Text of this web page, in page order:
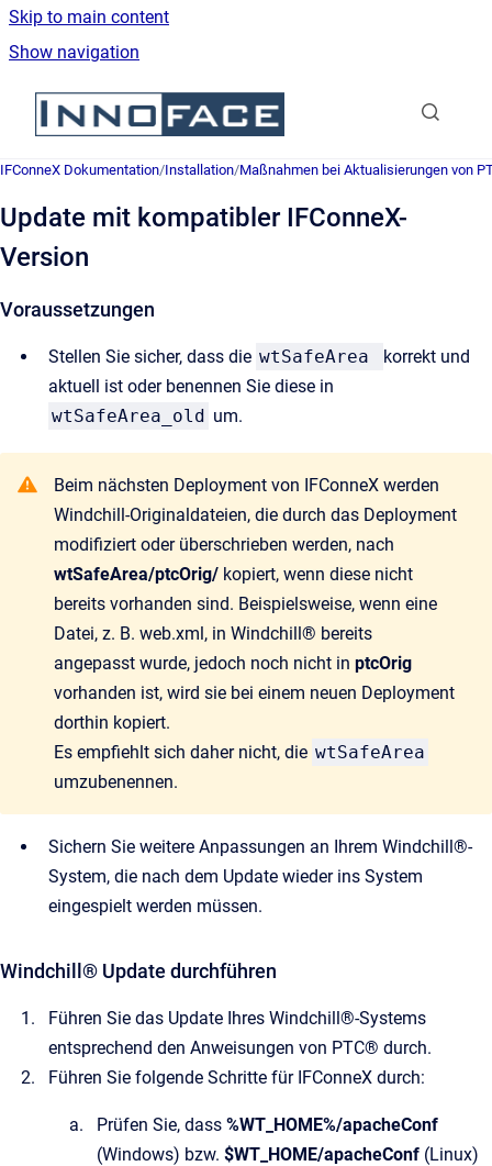
Skip to main content
Show navigation
Go to homepage
IFConneX Dokumentation/Installation/Maßnahmen bei Aktualisierungen von
Update mit kompatibler IFConneX-
Version
Voraussetzungen
Stellen Sie sicher, dass die wtSafeArea
korrekt und
aktuell ist oder benennen Sie diese in
wtSafeArea_old um.
Beim nächsten Deployment von IFConneX werden
Windchill-Originaldateien, die durch das Deployment
modifiziert oder überschrieben werden, nach
wtSafeArea/ptcOrig/ kopiert, wenn diese nicht
bereits vorhanden sind. Beispielsweise, wenn eine
Datei, z. B. web.xml, in Windchill® bereits
angepasst wurde, jedoch noch nicht in ptcOrig
vorhanden ist, wird sie bei einem neuen Deployment
dorthin kopiert.
Es empfiehlt sich daher nicht, die wtSafeArea
umzubenennen.
Sichern Sie weitere Anpassungen an Ihrem Windchill®-
System, die nach dem Update wieder ins System
eingespielt werden müssen.
Windchill® Update durchführen
Führen Sie das Update Ihres Windchill®-Systems
entsprechend den Anweisungen von PTC® durch.
Führen Sie folgende Schritte für IFConneX durch:
Prüfen Sie, dass %WT_HOME%/apacheConf
(Windows) bzw. $WT_HOME/apacheConf (Linux)